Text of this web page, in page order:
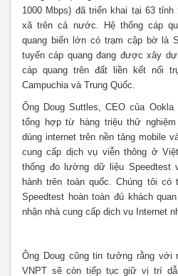
1000 Mbps) đã triển khai tại 63
xã trên cả nước. Hệ thống cáp
quang biển lớn có trạm cập bờ là
tuyến cáp quang đang được xây
cáp quang trên đất liền kết nối
Campuchia và Trung Quốc.
Ông Doug Suttles, CEO của
tổng hợp từ hàng triệu thử
dùng internet trên nền tảng mobile
cung cấp dịch vụ viễn thông ở
thống đo lường dữ liệu
hành trên toàn quốc. Chúng tôi
Speedtest hoàn toàn đủ khách
nhận nhà cung cấp dịch vụ Internet
Ông Doug cũng tin tưởng rằng với
VNPT sẽ còn tiếp tục giữ vị trí